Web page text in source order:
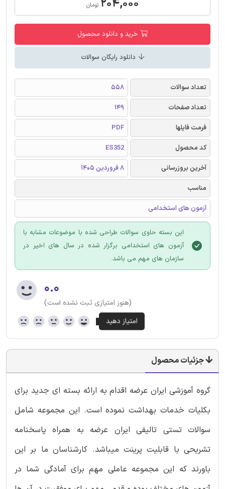
۲۰۴,۰۰۰ تومان
خرید و دانلود محصول
دانلود رایگان سوالات
تعداد سوالات
558
تعداد صفحات
149
فرمت فایلها
PDF
کد محصول
ES352
آخرین بروزرسانی
8 فروردین 1405
مناسب
آزمون های استخدامی
این بسته حاوی سوالات طراحی شده با موضوعات مشابه با
آزمون های استخدامی برگزار شده در سال های اخیر در
سازمان های مهم می باشد.
۰.۰
(هنوز امتیازی ثبت نشده است)
جزئیات محصول
گروه آموزشی ایران عرضه اقدام به ارائه بسته ای جدید برای
بکلیات خدمات بهداشت نموده است. این مجموعه شامل
سوالات تستی تالیفی ایران عرضه به همراه پاسخنامه
تشریحی با قابلیت پرینت میباشد. کارشناسان ما بر این
باورند که این مجموعه عاملی مهم برای آمادگی شما در